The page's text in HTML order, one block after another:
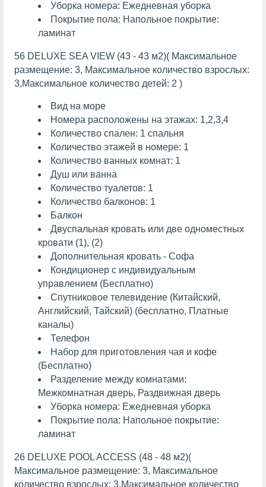
Уборка номера: Ежедневная уборка
Покрытие пола: Напольное покрытие:
ламинат
56 DELUXE SEA VIEW (43 - 43 м2)( Максимальное
размещение: 3, Максимальное количество взрослых:
3,Максимальное количество детей: 2 )
Вид на море
Номера расположены на этажах: 1,2,3,4
Количество спален: 1 спальня
Количество этажей в номере: 1
Количество ванных комнат: 1
Душ или ванна
Количество туалетов: 1
Количество балконов: 1
Балкон
Двуспальная кровать или две одноместных
кровати (1), (2)
Дополнительная кровать - Софа
Кондиционер с индивидуальным
управлением (Бесплатно)
Спутниковое телевидение (Китайский,
Английский, Тайский) (бесплатно, Платные
каналы)
Телефон
Набор для приготовления чая и кофе
(Бесплатно)
Разделение между комнатами:
Межкомнатная дверь, Раздвижная дверь
Уборка номера: Ежедневная уборка
Покрытие пола: Напольное покрытие:
ламинат
26 DELUXE POOL ACCESS (48 - 48 м2)(
Максимальное размещение: 3, Максимальное
количество взрослых: 3,Максимальное количество